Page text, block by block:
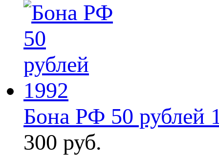
Бона РФ 50 рублей
300 руб.